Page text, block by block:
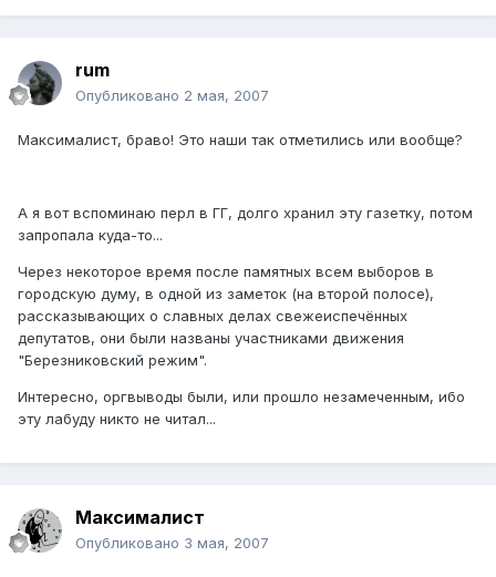
rum
Опубликовано 2 мая, 2007
Максималист, браво! Это наши так отметились или вообще?
А я вот вспоминаю перл в ГГ, долго хранил эту газетку, потом
запропала куда-то...
Через некоторое время после памятных всем выборов в
городскую думу, в одной из заметок (на второй полосе),
рассказывающих о славных делах свежеиспечённых
депутатов, они были названы участниками движения
"Березниковский режим".
Интересно, оргвыводы были, или прошло незамеченным, ибо
эту лабуду никто не читал...
Максималист
Опубликовано 3 мая, 2007